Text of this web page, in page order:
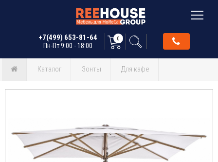
+7(499) 653-81-64
Пн-Пт 9:00 - 18:00
0
Каталог Зонты Для кафе